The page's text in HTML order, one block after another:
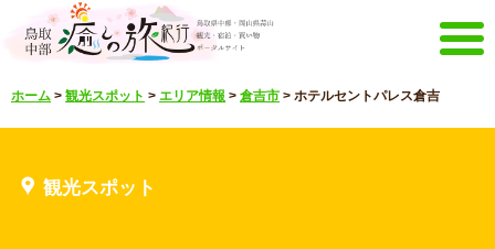
ホーム イベントキャンペーン
見どころ映像
ホーム > 観光スポット > エリア情報 > 倉吉市 > ホテルセントパレス倉吉
観光スポット